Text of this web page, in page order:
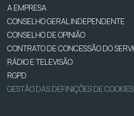
A EMPRESA
CONSELHO GERAL INDEPENDENTE
CONSELHO DE OPINIÃO
CONTRATO DE CONCESSÃO DO
RÁDIO E TELEVISÃO
RGPD
GESTÃO DAS DEFINIÇÕES DE COOKIES